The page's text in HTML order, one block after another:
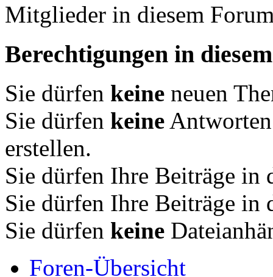
Mitglieder in diesem
Berechtigungen in
Sie dürfen keine neuen
Sie dürfen keine
erstellen.
Sie dürfen Ihre Beiträge in
Sie dürfen Ihre Beiträge in
Sie dürfen keine
Foren-Übersicht